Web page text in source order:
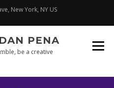
New York, NY US
PENA
be a creative